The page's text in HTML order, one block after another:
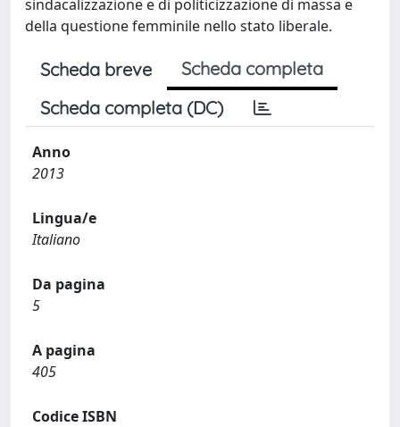
sindacalizzazione e di politicizzazione di massa e
della questione femminile nello stato liberale.
Scheda breve
Scheda completa
Scheda completa (DC)
Anno
2013
Lingua/e
Italiano
Da pagina
5
A pagina
405
Codice ISBN